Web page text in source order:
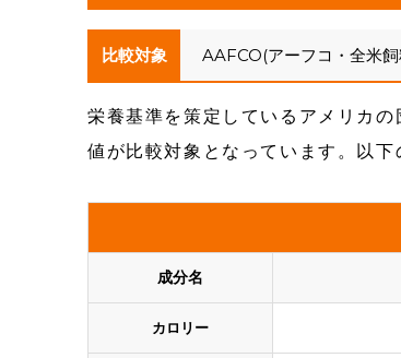
比較対象 AAFCO(アーフコ・全米
栄養基準を策定しているアメリカ
値が比較対象となっています。以
成分名
カロリー